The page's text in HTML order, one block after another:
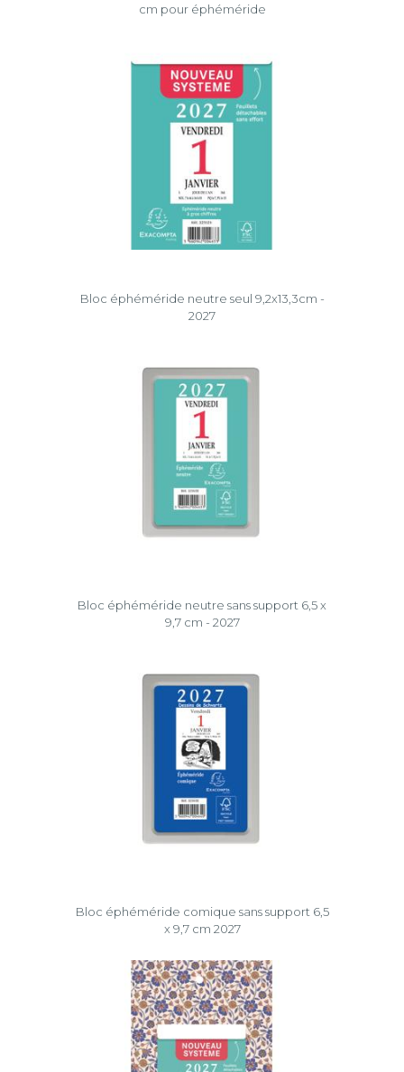
cm pour éphéméride
Bloc éphéméride neutre seul 9,2x13,3cm -
2027
Bloc éphéméride neutre sans support 6,5 x
9,7 cm - 2027
Bloc éphéméride comique sans support 6,5
x 9,7 cm 2027